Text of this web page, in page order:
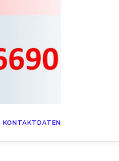
KONTAKTDATEN